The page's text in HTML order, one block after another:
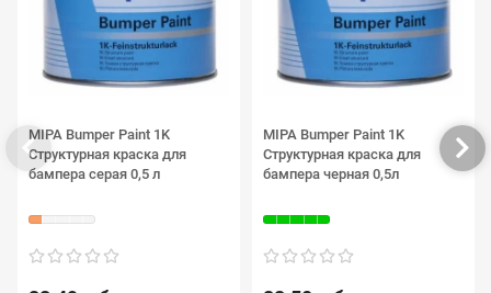
MIPA Bumper Paint 1K
Структурная краска для
бампера серая 0,5 л
MIPA Bumper Paint 1K
Структурная краска для
бампера черная 0,5л